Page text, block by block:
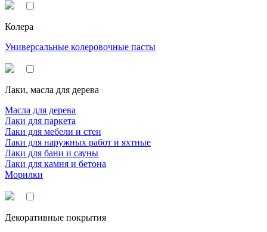
Колера
Универсальные колеровочные пасты
Лаки, масла для дерева
Масла для дерева
Лаки для паркета
Лаки для мебели и стен
Лаки для наружных работ и яхтные
Лаки для бани и сауны
Лаки для камня и бетона
Морилки
Декоративные покрытия